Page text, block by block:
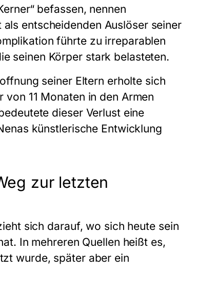
befassen, nennen
entscheidenden Auslöser seiner
führte zu irreparablen
seinen Körper stark belasteten.
seiner Eltern erholte sich
11 Monaten in den Armen
dieser Verlust eine
künstlerische Entwicklung
zur letzten
sich darauf, wo sich heute sein
In mehreren Quellen heißt es,
wurde, später aber ein